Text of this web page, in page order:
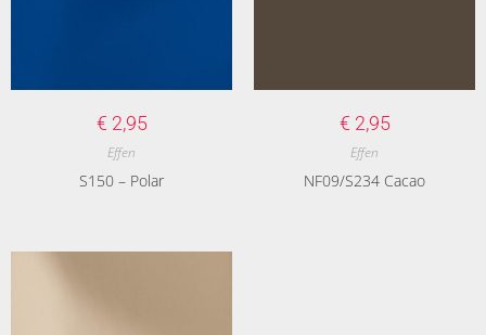
€ 2,95
Effen
S150 – Polar
€ 2,95
Effen
NF09/S234 Cacao